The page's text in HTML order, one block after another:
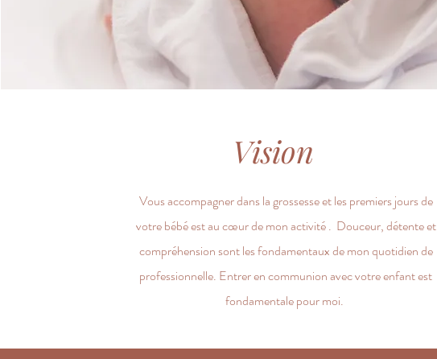
Vision
Vous accompagner dans la grossesse et les premiers jours de
votre bébé est au cœur de mon activité . Douceur, détente et
compréhension sont les fondamentaux de mon quotidien de
professionnelle. Entrer en communion avec votre enfant est
fondamentale pour moi.